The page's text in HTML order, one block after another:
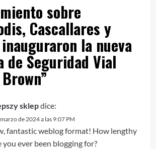
sobre
Cascallares y
la nueva
de Seguridad Vial
”
sklepdice:
de 2024 a las 9:07 PM
fantastic weblog format! How lengthy
you ever been blogging for?